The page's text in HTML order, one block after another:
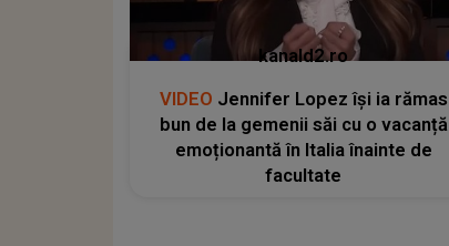
kanald2.ro
VIDEO Jennifer Lopez își ia rămas
bun de la gemenii săi cu o vacanță
emoționantă în Italia înainte de
facultate